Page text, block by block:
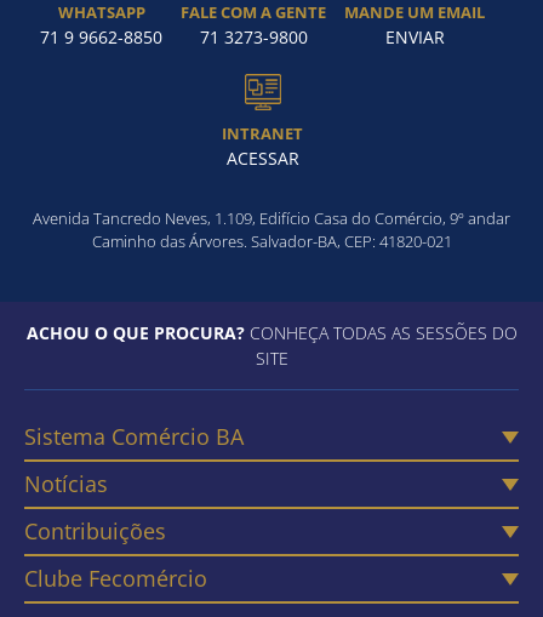
WHATSAPP
71 9 9662-8850
FALE COM A GENTE
71 3273-9800
MANDE UM EMAIL
ENVIAR
INTRANET
ACESSAR
Avenida Tancredo Neves, 1.109, Edifício Casa do Comércio, 9º andar
Caminho das Árvores. Salvador-BA, CEP: 41820-021
ACHOU O QUE PROCURA?CONHEÇA TODAS AS SESSÕES DO
SITE
Sistema Comércio BA
Notícias
Contribuições
Clube Fecomércio